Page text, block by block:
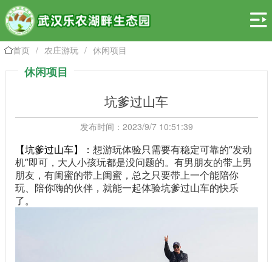

首页 / 农庄游玩 / 休闲项目
休闲项目
坑爹过山车
发布时间：2023/9/7 10:51:39
【坑爹过山车】 ： 想游玩体验只需要有稳定可靠的“发动
机”即可，大人小孩玩都是没问题的。有男朋友的带上男
朋友，有闺蜜的带上闺蜜，总之只要带上一个能陪你
玩、陪你嗨的伙伴，就能一起体验坑爹过山车的快乐
了。